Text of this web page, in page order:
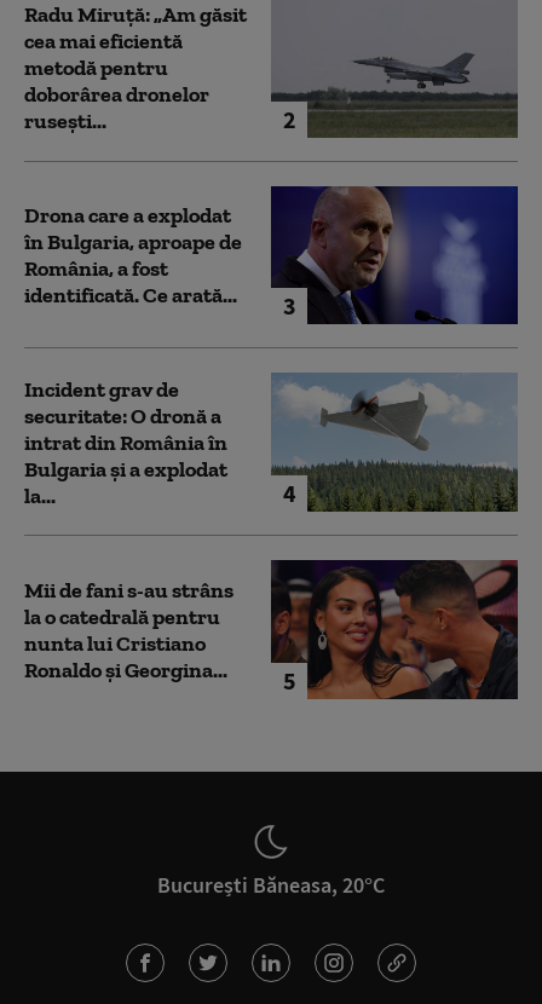
2
Radu Miruță: „Am găsit
cea mai eficientă
metodă pentru
doborârea dronelor
rusești...
3
Drona care a explodat
în Bulgaria, aproape de
România, a fost
identificată. Ce arată...
4
Incident grav de
securitate: O dronă a
intrat din România în
Bulgaria şi a explodat
la...
5
Mii de fani s-au strâns
la o catedrală pentru
nunta lui Cristiano
Ronaldo şi Georgina...
București Băneasa, 20°C